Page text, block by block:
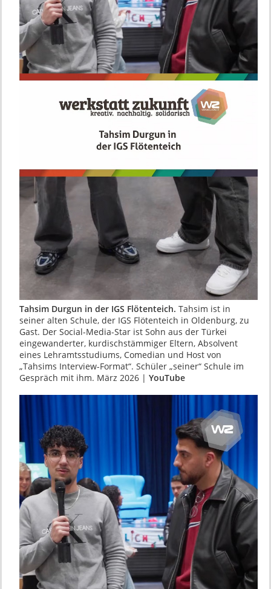
Tahsim Durgun in der IGS Flötenteich. Tahsim ist in
seiner alten Schule, der IGS Flötenteich in Oldenburg, zu
Gast. Der Social-Media-Star ist Sohn aus der Türkei
eingewanderter, kurdischstämmiger Eltern, Absolvent
eines Lehramtsstudiums, Comedian und Host von
„Tahsims Interview-Format“. Schüler „seiner“ Schule im
Gespräch mit ihm. März 2026 | YouTube